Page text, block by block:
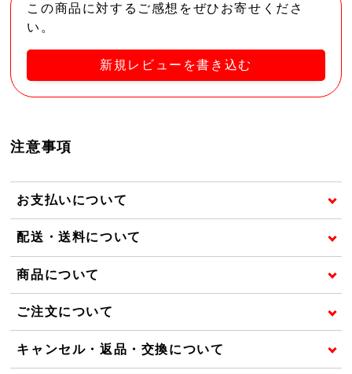
この商品に対するご感想をぜひお寄せくださ
い。
新規レビューを書き込む
注意事項
お支払いについて
配送・送料について
商品について
ご注文について
キャンセル・返品・交換について